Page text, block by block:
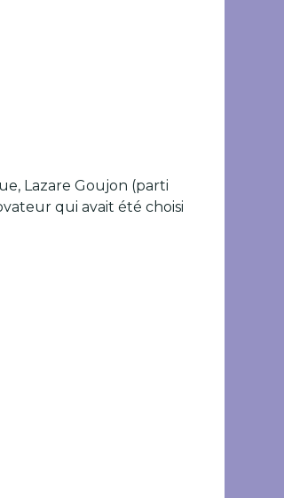
Lazare Goujon (parti
qui avait été choisi